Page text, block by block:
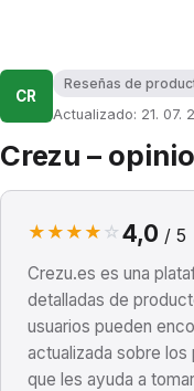
CR
Reseñas de
Actualizado: 21. 07.
Crezu –
★ ★ ★ ★ ☆ 4,0 / 5
Crezu.es es una
detalladas de
usuarios pueden
actualizada sobre
que les ayuda a